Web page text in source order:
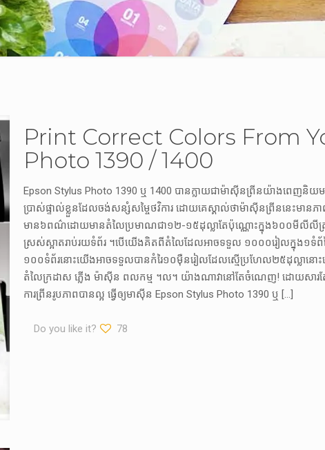
Print Correct Colors From
Photo 1390 / 1400
Epson Stylus Photo 1390 ឬ 1400 បាន​ក្លាយជា​ម៉ាស៊ីនព្រីន​យ៉ាង​ពេញនិយម​​សំរ
ប្រាស់​ផ្ទាល់ខ្លួន​​ដែល​ចង់​សន្សំសម្ចៃ​ថវិការ ដោយ​គេ​ស្គាល់ថា​ម៉ាស៊ីនព្រីន​នេះ​មាន​ភាព
មាន​៦ពណ៌​​ដោយ​មានតំលៃ​ប្រមាណជា​១២-១៥ដុល្លា​តែប៉ុណ្ណោះ​​ក្នុង៦០០មីលីលី
ស្រស់ស្អាត​រាប់រយទំព័រ ។​បើ​យើង​គិត​ពី​តំលៃ​ដែល​អាច​ទទួល ១០០០រៀល​ក្នុង១ទំព័​
១០០ទំព័រ​​នោះ​យើង​អាចទទួល​បាន​កំរៃ១០ម៉ឺនរៀល​​ដែលស្មើ​ប្រហែល​២៥ដុល្លា​
តំលៃ​ក្រដាស ភ្លើង ម៉ាស៊ីន ពលកម្ម ។ល។ យ៉ាងណា​វានៅតែ​ចំណេញ! ដោយសារត
ការព្រីន​រូបភាព​បានល្អ ធ្វើឲ្យមាស៊ីន​ Epson Stylus Photo 1390 ឬ […]
Do you like it? 78